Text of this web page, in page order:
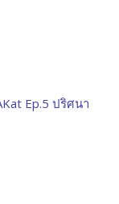
Ep.5 ปริศนา